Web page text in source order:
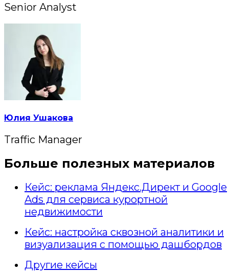
Senior Analyst
Юлия Ушакова
Traffic Manager
Больше полезных материалов
Кейс: реклама Яндекс.Директ и Google
Ads для сервиса курортной
недвижимости
Кейс: настройка сквозной аналитики и
визуализация с помощью дашбордов
Другие кейсы